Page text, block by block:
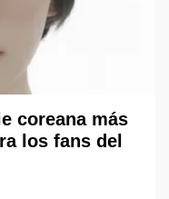
coreana más
los fans del